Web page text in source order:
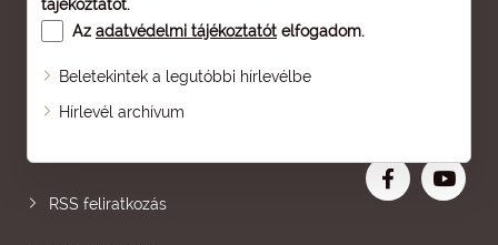
tájékoztatót.
Az adatvédelmi tájékoztatót elfogadom.
Beletekintek a legutóbbi hírlevélbe
Hírlevél archívum
Oldaltérkép
RSS feliratkozás